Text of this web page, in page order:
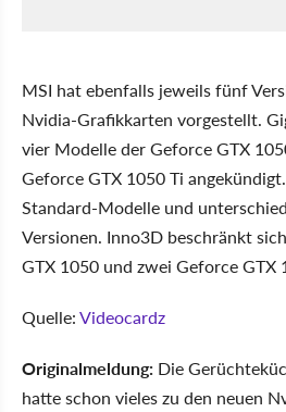
MSI hat ebenfalls jeweils fünf
Nvidia-Grafikkarten vorgestellt.
vier Modelle der Geforce GTX
Geforce GTX 1050 Ti
Standard-Modelle und
Versionen. Inno3D beschränkt
GTX 1050 und zwei Geforce GTX
Quelle:Videocardz
Originalmeldung: Die
hatte schon vieles zu den neuen